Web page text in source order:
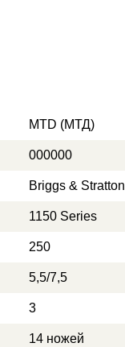
MTD (МТД)
000000
Briggs & Stratton
1150 Series
250
5,5/7,5
3
14 ножей